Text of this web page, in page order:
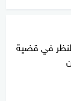
في قضية